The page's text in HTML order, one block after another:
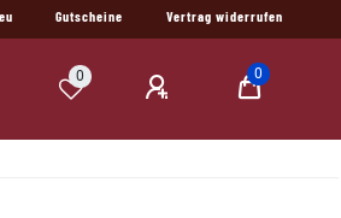
Gutscheine Vertrag widerrufen
0 0